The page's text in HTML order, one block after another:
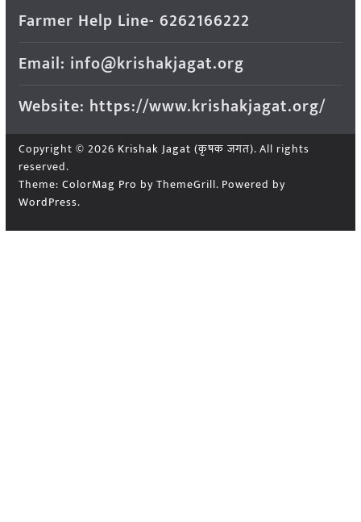
Farmer Help Line- 6262166222
Email: info@krishakjagat.org
Website: https://www.krishakjagat.org/
Copyright © 2026 Krishak Jagat (कृषक जगत). All rights
reserved.
Theme: ColorMag Pro by ThemeGrill. Powered by
WordPress.